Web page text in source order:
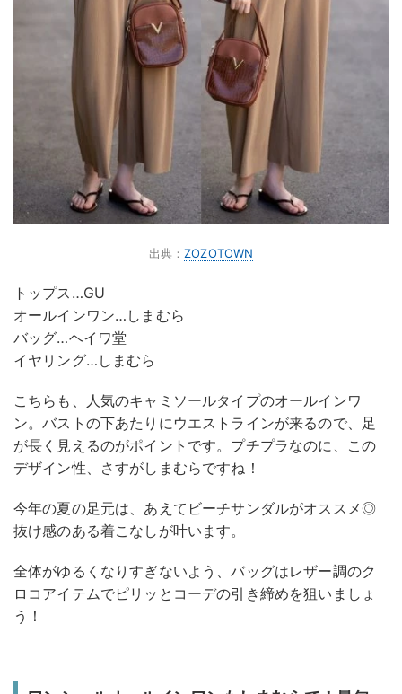
出典：ZOZOTOWN
トップス…GU
オールインワン…しまむら
バッグ…ヘイワ堂
イヤリング…しまむら
こちらも、人気のキャミソールタイプのオールインワ
ン。バストの下あたりにウエストラインが来るので、足
が長く見えるのがポイントです。プチプラなのに、この
デザイン性、さすがしまむらですね！
今年の夏の足元は、あえてビーチサンダルがオススメ◎
抜け感のある着こなしが叶います。
全体がゆるくなりすぎないよう、バッグはレザー調のク
ロコアイテムでピリッとコーデの引き締めを狙いましょ
う！